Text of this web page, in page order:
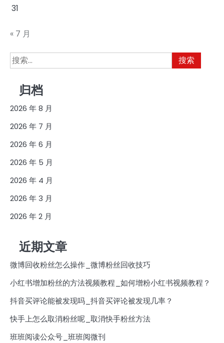
31
« 7 月
搜
索：
归档
2026 年 8 月
2026 年 7 月
2026 年 6 月
2026 年 5 月
2026 年 4 月
2026 年 3 月
2026 年 2 月
近期文章
微博回收粉丝怎么操作_微博粉丝回收技巧
小红书增加粉丝的方法视频教程_如何增粉小红书视频教程？
抖音买评论能被发现吗_抖音买评论被发现几率？
快手上怎么取消粉丝呢_取消快手粉丝方法
班班阅读公众号_班班阅微刊